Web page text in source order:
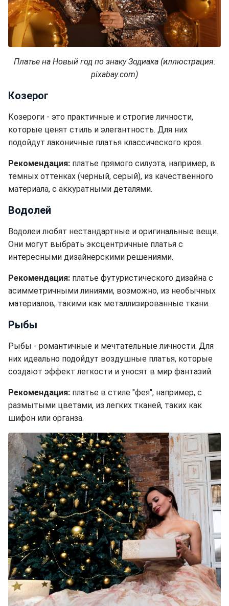
Платье на Новый год по знаку Зодиака (иллюстрация:
pixabay.com)
Козерог
Козероги - это практичные и строгие личности,
которые ценят стиль и элегантность. Для них
подойдут лаконичные платья классического кроя.
Рекомендация: платье прямого силуэта, например, в
темных оттенках (черный, серый), из качественного
материала, с аккуратными деталями.
Водолей
Водолеи любят нестандартные и оригинальные вещи.
Они могут выбрать эксцентричные платья с
интересными дизайнерскими решениями.
Рекомендация: платье футуристического дизайна с
асимметричными линиями, возможно, из необычных
материалов, такими как металлизированные ткани.
Рыбы
Рыбы - романтичные и мечтательные личности. Для
них идеально подойдут воздушные платья, которые
создают эффект легкости и уносят в мир фантазий.
Рекомендация: платье в стиле "фея", например, с
размытыми цветами, из легких тканей, таких как
шифон или органза.